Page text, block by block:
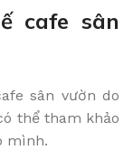
cafe sân
sân vườn do
thể tham khảo
mình.